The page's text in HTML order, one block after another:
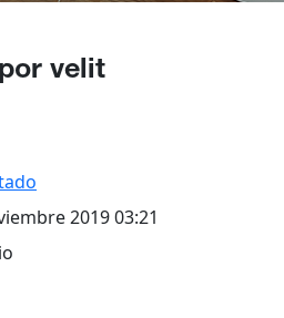
velit
2019 03:21